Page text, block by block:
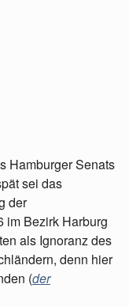
Hamburger Senats
sei das
der
im Bezirk Harburg
als Ignoranz des
denn hier
(der